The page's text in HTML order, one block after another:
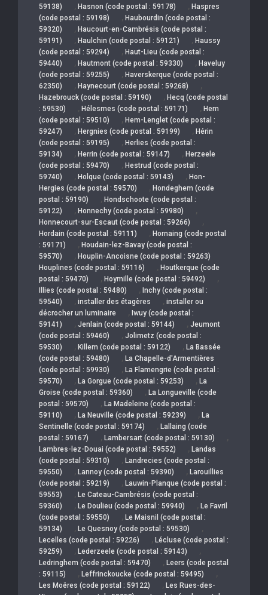
59138)
, Hasnon (code postal : 59178) , Haspres
(code postal : 59198)
, Haubourdin (code postal :
59320)
, Haucourt-en-Cambrésis (code postal :
59191)
, Haulchin (code postal : 59121) , Haussy
(code postal : 59294)
, Haut-Lieu (code postal :
59440)
, Hautmont (code postal : 59330) , Haveluy
(code postal : 59255)
, Haverskerque (code postal :
62350)
, Haynecourt (code postal : 59268) ,
Hazebrouck (code postal : 59190) , Hecq (code postal
: 59530)
, Hélesmes (code postal : 59171) , Hem
(code postal : 59510)
, Hem-Lenglet (code postal :
59247)
, Hergnies (code postal : 59199) , Hérin
(code postal : 59195)
, Herlies (code postal :
59134)
, Herrin (code postal : 59147) , Herzeele
(code postal : 59470)
, Hestrud (code postal :
59740)
, Holque (code postal : 59143) , Hon-
Hergies (code postal : 59570)
, Hondeghem (code
postal : 59190)
, Hondschoote (code postal :
59122)
, Honnechy (code postal : 59980) ,
Honnecourt-sur-Escaut (code postal : 59266) ,
Hordain (code postal : 59111) , Hornaing (code postal
: 59171)
, Houdain-lez-Bavay (code postal :
59570)
, Houplin-Ancoisne (code postal : 59263)
Houplines (code postal : 59116)
, Houtkerque (code
postal : 59470)
, Hoymille (code postal : 59492) ,
Illies (code postal : 59480) , Inchy (code postal :
59540)
, installer des étagères , installer ou
décrocher un luminaire
, Iwuy (code postal :
59141)
, Jenlain (code postal : 59144) , Jeumont
(code postal : 59460)
, Jolimetz (code postal :
59530)
, Killem (code postal : 59122) , La Bassée
(code postal : 59480)
, La Chapelle-d'Armentières
(code postal : 59930)
, La Flamengrie (code postal :
59570)
, La Gorgue (code postal : 59253) , La
Groise (code postal : 59360)
, La Longueville (code
postal : 59570)
, La Madeleine (code postal :
59110)
, La Neuville (code postal : 59239) , La
Sentinelle (code postal : 59174)
, Lallaing (code
postal : 59167)
, Lambersart (code postal : 59130) ,
Lambres-lez-Douai (code postal : 59552) , Landas
(code postal : 59310)
, Landrecies (code postal :
59550)
, Lannoy (code postal : 59390) , Larouillies
(code postal : 59219)
, Lauwin-Planque (code postal :
59553)
, Le Cateau-Cambrésis (code postal :
59360)
, Le Doulieu (code postal : 59940) , Le Favril
(code postal : 59550)
, Le Maisnil (code postal :
59134)
, Le Quesnoy (code postal : 59530) ,
Lecelles (code postal : 59226) , Lécluse (code postal :
59259)
, Lederzeele (code postal : 59143) ,
Ledringhem (code postal : 59470) , Leers (code postal
: 59115)
, Leffrinckoucke (code postal : 59495) ,
Les Moëres (code postal : 59122) , Les Rues-des-